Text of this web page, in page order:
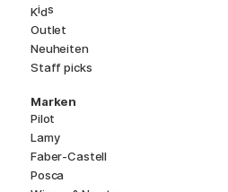
Kids
Outlet
Neuheiten
Staff picks
Marken
Pilot
Lamy
Faber-Castell
Posca